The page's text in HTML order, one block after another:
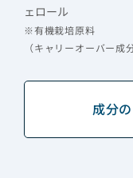
ェロール
※有機栽培原料
（キャリーオーバー成
成分